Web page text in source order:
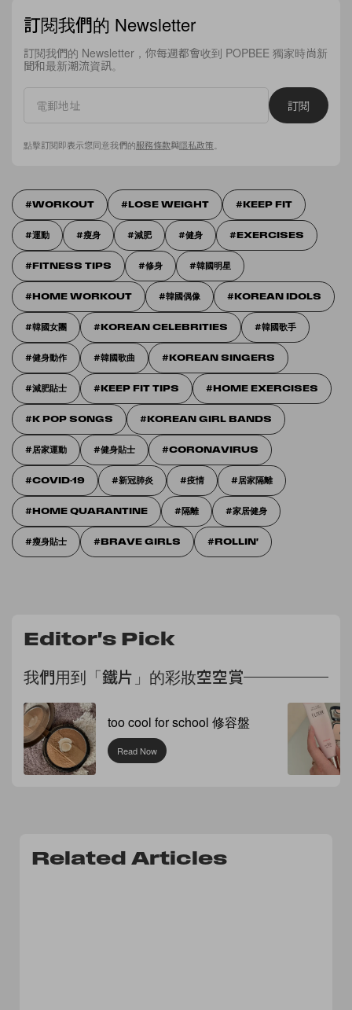
訂閱我們的 Newsletter
訂閱我們的 Newsletter，你每週都會收到 POPBEE 獨家時尚新
聞和最新潮流資訊。
訂閱
點擊訂閱即表示您同意我們的服務條款與隱私政策
WORKOUT LOSE WEIGHT KEEP FIT
運動 瘦身 減肥 健身 EXERCISES
FITNESS TIPS 修身 韓國明星
HOME WORKOUT 韓國偶像 KOREAN IDOLS
韓國女團 KOREAN CELEBRITIES 韓國歌手
健身動作 韓國歌曲 KOREAN SINGERS
減肥貼士 KEEP FIT TIPS HOME EXERCISES
K POP SONGS KOREAN GIRL BANDS
居家運動 健身貼士 CORONAVIRUS
COVID-19 新冠肺炎 疫情 居家隔離
HOME QUARANTINE 隔離 家居健身
瘦身貼士 BRAVE GIRLS ROLLIN'
Editor's Pick
我們用到「鐵片」的彩妝空空賞
too cool for school 修容盤
Read Now
Related Articles